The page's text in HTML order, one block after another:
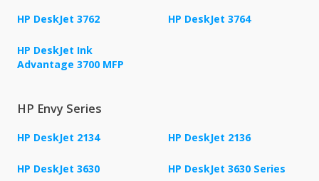
HP DeskJet 3762 HP DeskJet 3764
HP DeskJet Ink
Advantage 3700 MFP
HP Envy Series
HP DeskJet 2134 HP DeskJet 2136
HP DeskJet 3630 HP DeskJet 3630 Series